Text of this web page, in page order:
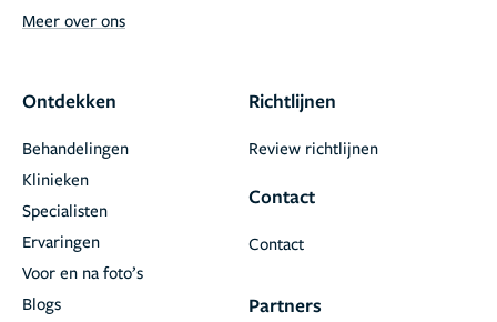
Meer over ons
Ontdekken
Behandelingen
Klinieken
Specialisten
Ervaringen
Voor en na foto’s
Blogs
Richtlijnen
Review richtlijnen
Contact
Contact
Partners